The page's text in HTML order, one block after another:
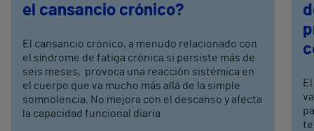
el cansancio crónico?
El cansancio crónico, a menudo relacionado con
el síndrome de fatiga crónica si persiste más de
seis meses, provoca una reacción sistémica en
el cuerpo que va mucho más allá de la simple
somnolencia. No mejora con el descanso y afecta
la capacidad funcional diaria